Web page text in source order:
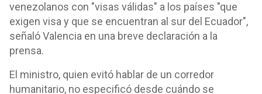
venezolanos con "visas válidas" a los países "que
exigen visa y que se encuentran al sur del Ecuador",
señaló Valencia en una breve declaración a la
prensa.
El ministro, quien evitó hablar de un corredor
humanitario, no especificó desde cuándo se